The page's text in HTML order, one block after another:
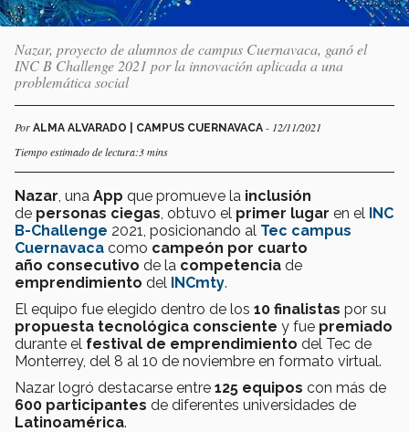
Nazar, proyecto de alumnos de campus Cuernavaca, ganó el
INC B Challenge 2021 por la innovación aplicada a una
problemática social
Por ALMA ALVARADO | CAMPUS CUERNAVACA - 12/11/2021
Tiempo estimado de lectura:3 mins
Nazar , una App que promueve la inclusión
de personas ciegas , obtuvo el primer lugar en el INC
B-Challenge 2021, posicionando al Tec campus
Cuernavaca como campeón por cuarto
año consecutivo de la competencia de
emprendimiento del INCmty.
El equipo fue elegido dentro de los 10 finalistas por su
propuesta tecnológica consciente y fue premiado
durante el festival de emprendimiento del Tec de
Monterrey, del 8 al 10 de noviembre en formato virtual.
Nazar logró destacarse entre 125 equipos con más de
600 participantes de diferentes universidades de
Latinoamérica.